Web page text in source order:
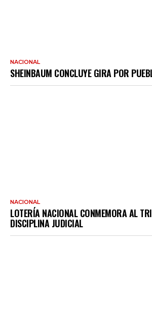
NACIONAL
SHEINBAUM CONCLUYE GIRA POR
NACIONAL
LOTERÍA NACIONAL CONMEMORA AL
DISCIPLINA JUDICIAL